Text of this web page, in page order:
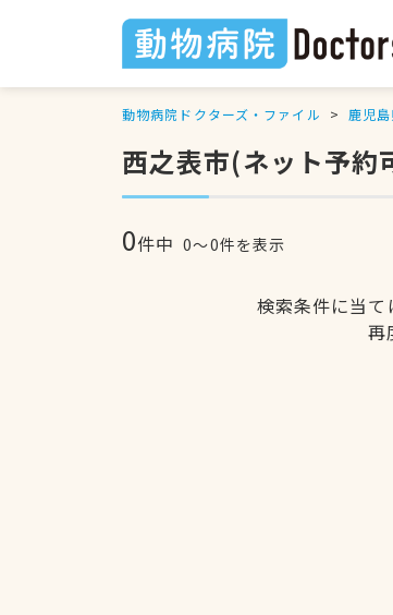
動物病院ドクターズ・ファイル 鹿児
西之表市(ネット予約
0件中 0〜0件を表示
検索条件に当て
再